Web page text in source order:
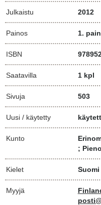
Julkaistu 2012
Painos 1.
ISBN
Saatavilla 1 kpl
Sivuja 503
Uusi / käytetty
Kunto
;
Kielet Suomi
Myyjä